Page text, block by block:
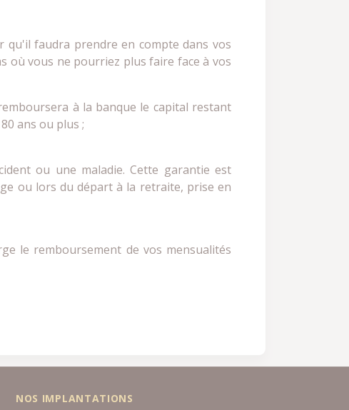
qu'il faudra prendre en compte dans vos
où vous ne pourriez plus faire face à vos
à la banque le capital restant
ans ou plus ;
ou une maladie. Cette garantie est
ou lors du départ à la retraite, prise en
le remboursement de vos mensualités
NOS IMPLANTATIONS